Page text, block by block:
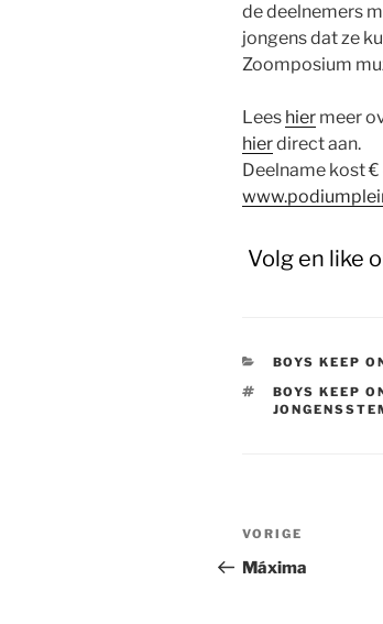
de deelnemers
jongens dat ze
Zoomposium
Lees hier meer
hierdirect aan.
Deelname kost
Volg en like
BOYS KEEP
TAGS
BOYS KEEP
Bericht
navigatie
Vorig
bericht
VORIGE
Máxima